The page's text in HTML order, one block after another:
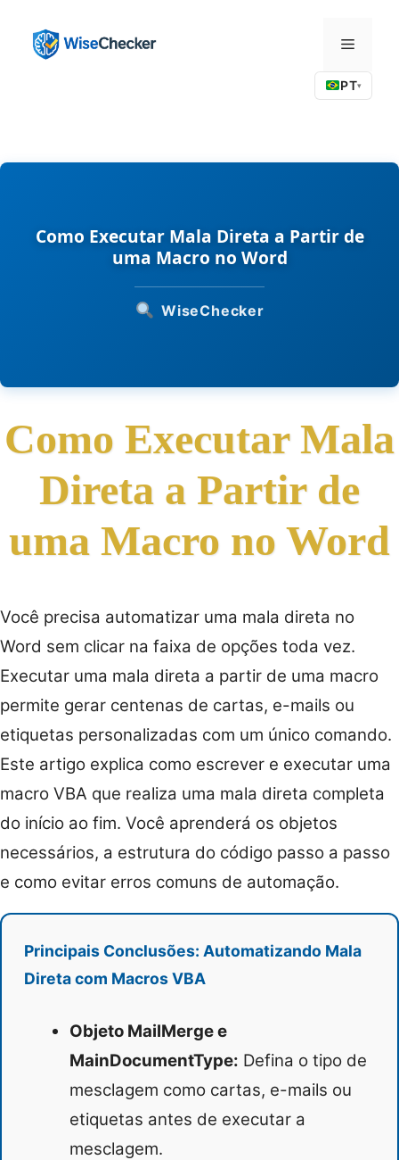
Menu
PT▾
Como Executar Mala Direta a Partir de
uma Macro no Word
WiseChecker
Como Executar Mala
Direta a Partir de
uma Macro no Word
Você precisa automatizar uma mala direta no
Word sem clicar na faixa de opções toda vez.
Executar uma mala direta a partir de uma macro
permite gerar centenas de cartas, e-mails ou
etiquetas personalizadas com um único comando.
Este artigo explica como escrever e executar uma
macro VBA que realiza uma mala direta completa
do início ao fim. Você aprenderá os objetos
necessários, a estrutura do código passo a passo
e como evitar erros comuns de automação.
Principais Conclusões: Automatizando Mala
Direta com Macros VBA
Objeto MailMerge e
MainDocumentType: Defina o tipo de
mesclagem como cartas, e-mails ou
etiquetas antes de executar a
mesclagem.